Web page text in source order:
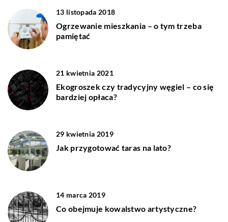
13 listopada 2018
Ogrzewanie mieszkania – o tym trzeba
pamiętać
21 kwietnia 2021
Ekogroszek czy tradycyjny węgiel – co się
bardziej opłaca?
29 kwietnia 2019
Jak przygotować taras na lato?
14 marca 2019
Co obejmuje kowalstwo artystyczne?